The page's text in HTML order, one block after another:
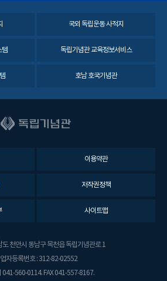
국외 독립운동 사적지
템 독립기념관 교육정보서비스
호남 호국기념관
이용약관
저작권정책
사이트맵
천안시 동남구 목천읍 독립기념관로 1
자등록번호 : 312-82-02552
041-560-0114. FAX 041-557-8167.